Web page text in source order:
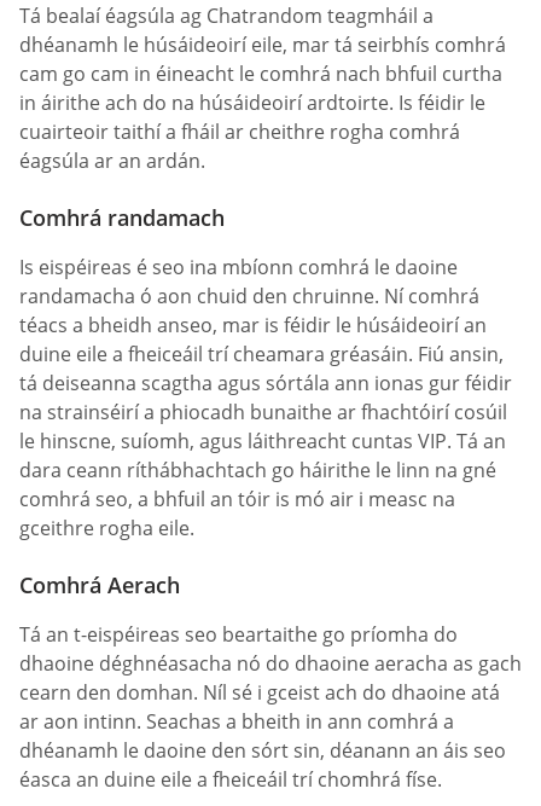
Tá bealaí éagsúla ag Chatrandom teagmháil a
dhéanamh le húsáideoirí eile, mar tá seirbhís comhrá
cam go cam in éineacht le comhrá nach bhfuil curtha
in áirithe ach do na húsáideoirí ardtoirte. Is féidir le
cuairteoir taithí a fháil ar cheithre rogha comhrá
éagsúla ar an ardán.
Comhrá randamach
Is eispéireas é seo ina mbíonn comhrá le daoine
randamacha ó aon chuid den chruinne. Ní comhrá
téacs a bheidh anseo, mar is féidir le húsáideoirí an
duine eile a fheiceáil trí cheamara gréasáin. Fiú ansin,
tá deiseanna scagtha agus sórtála ann ionas gur féidir
na strainséirí a phiocadh bunaithe ar fhachtóirí cosúil
le hinscne, suíomh, agus láithreacht cuntas VIP. Tá an
dara ceann ríthábhachtach go háirithe le linn na gné
comhrá seo, a bhfuil an tóir is mó air i measc na
gceithre rogha eile.
Comhrá Aerach
Tá an t-eispéireas seo beartaithe go príomha do
dhaoine déghnéasacha nó do dhaoine aeracha as gach
cearn den domhan. Níl sé i gceist ach do dhaoine atá
ar aon intinn. Seachas a bheith in ann comhrá a
dhéanamh le daoine den sórt sin, déanann an áis seo
éasca an duine eile a fheiceáil trí chomhrá físe.